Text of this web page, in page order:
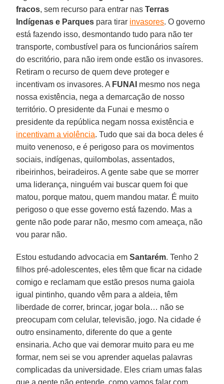
fracos, sem recurso para entrar nasTerras
Indígenas e Parques para tirar invasores. O governo
está fazendo isso, desmontando tudo para não ter
transporte, combustível para os funcionários saírem
do escritório, para não irem onde estão os invasores.
Retiram o recurso de quem deve proteger e
incentivam os invasores. A FUNAI mesmo nos nega
nossa existência, nega a demarcação de nosso
território. O presidente da Funai e mesmo o
presidente da república negam nossa existência e
incentivam a violência. Tudo que sai da boca deles é
muito venenoso, e é perigoso para os movimentos
sociais, indígenas, quilombolas, assentados,
ribeirinhos, beiradeiros. A gente sabe que se morrer
uma liderança, ninguém vai buscar quem foi que
matou, porque matou, quem mandou matar. É muito
perigoso o que esse governo está fazendo. Mas a
gente não pode parar não, mesmo com ameaça, não
vou parar não.
Estou estudando advocacia emSantarém. Tenho 2
filhos pré-adolescentes, eles têm que ficar na cidade
comigo e reclamam que estão presos numa gaiola
igual pintinho, quando vêm para a aldeia, têm
liberdade de correr, brincar, jogar bola… não se
preocupam com celular, televisão, jogo. Na cidade é
outro ensinamento, diferente do que a gente
ensinaria. Acho que vai demorar muito para eu me
formar, nem sei se vou aprender aquelas palavras
complicadas da universidade. Eles criam umas falas
que a gente não entende, como vamos falar com